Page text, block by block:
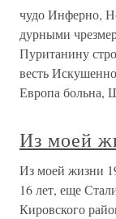
чудо Инферно,
дурными
Пуританину
весть
Европа больна,
Из моей
Из моей жизни
16 лет, еще
Кировского